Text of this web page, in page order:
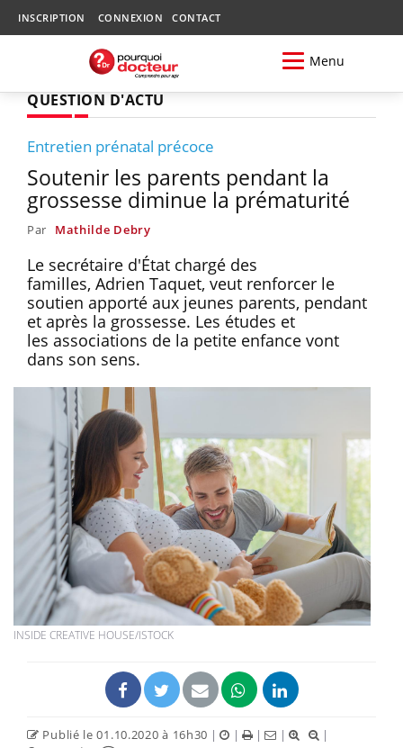
INSCRIPTION CONNEXION CONTACT
Menu
QUESTION D'ACTU
Entretien prénatal précoce
Soutenir les parents pendant la
grossesse diminue la prématurité
Par Mathilde Debry
Le secrétaire d'État chargé des
familles, Adrien Taquet, veut renforcer le
soutien apporté aux jeunes parents, pendant
et après la grossesse. Les études et
les associations de la petite enfance vont
dans son sens.
INSIDE CREATIVE HOUSE/ISTOCK
Publié le 01.10.2020 à 16h30 | | | |
|